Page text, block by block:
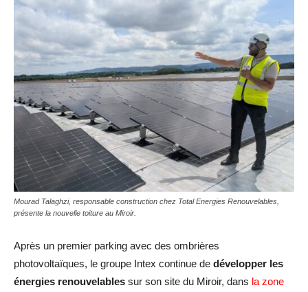
Mourad Talaghzi, responsable construction chez Total Energies Renouvelables,
présente la nouvelle toiture au Miroir.
Après un premier parking avec des ombrières
photovoltaïques, le groupe Intex continue de développer les
énergies renouvelables sur son site du Miroir, dans la zone